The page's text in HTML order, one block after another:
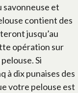
savonneuse et
contient des
jusqu’au
opération sur
Si
à dix punaises des
votre pelouse est